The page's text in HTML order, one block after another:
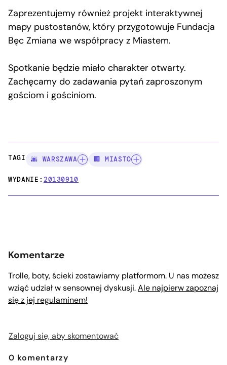
Zaprezentujemy również projekt interaktywnej
mapy pustostanów, który przygotowuje Fundacja
Bęc Zmiana we współpracy z Miastem.
Spotkanie będzie miało charakter otwarty.
Zachęcamy do zadawania pytań zaproszonym
gościom i gościniom.
TAGI: 🌆 WARSZAWA 🏢 MIASTO
WYDANIE:20130910
Komentarze
Trolle, boty, ścieki zostawiamy platformom. U nas możesz
wziąć udział w sensownej dyskusji.Ale najpierw zapoznaj
się z jej regulaminem!
Zaloguj się, aby skomentować
0 komentarzy